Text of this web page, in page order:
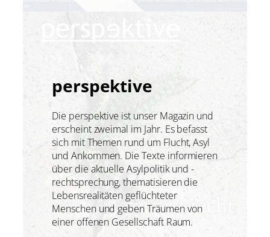
perspektive
Die perspektive ist unser Magazin und
erscheint zweimal im Jahr. Es befasst
sich mit Themen rund um Flucht, Asyl
und Ankommen. Die Texte informieren
über die aktuelle Asylpolitik und -
rechtsprechung, thematisieren die
Lebensrealitäten geflüchteter
Menschen und geben Träumen von
einer offenen Gesellschaft Raum.